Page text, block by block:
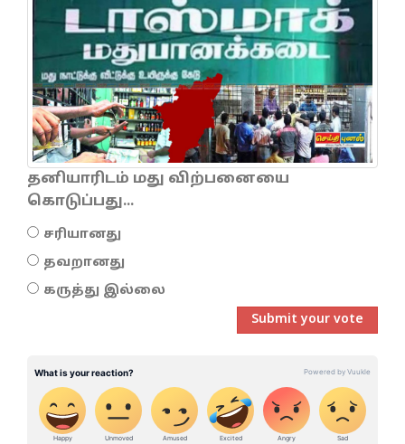
தனியாரிடம் மது விற்பனையை
கொடுப்பது...
சரியானது
தவறானது
கருத்து இல்லை
Submit your vote